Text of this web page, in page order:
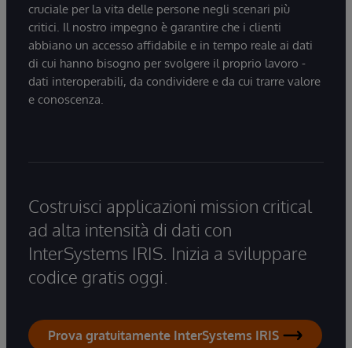
cruciale per la vita delle persone negli scenari più
critici. Il nostro impegno è garantire che i clienti
abbiano un accesso affidabile e in tempo reale ai dati
di cui hanno bisogno per svolgere il proprio lavoro -
dati interoperabili, da condividere e da cui trarre valore
e conoscenza.
Costruisci applicazioni mission critical
ad alta intensità di dati con
InterSystems IRIS. Inizia a sviluppare
codice gratis oggi.
Prova gratuitamente InterSystems IRIS